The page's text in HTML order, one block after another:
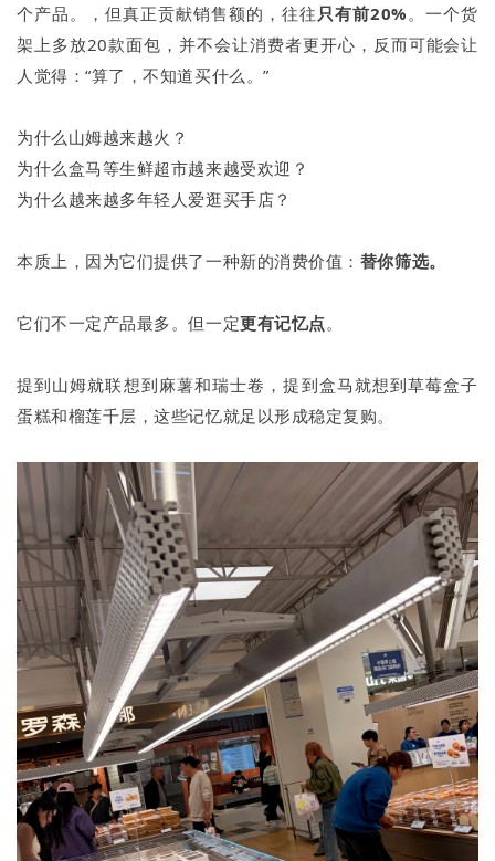
个产品。，但真正贡献销售额的，往往 只有前20% 。一个货
架上多放20款面包，并不会让消费者更开心，反而可能会让
人觉得：“算了，不知道买什么。”
为什么山姆越来越火？
为什么盒马等生鲜超市越来越受欢迎？
为什么越来越多年轻人爱逛买手店？
本质上，因为它们提供了一种新的消费价值： 替你筛选。
它们不一定产品最多。但一定更有记忆点。
提到山姆就联想到麻薯和瑞士卷，提到盒马就想到草莓盒子
蛋糕和榴莲千层，这些记忆就足以形成稳定复购。